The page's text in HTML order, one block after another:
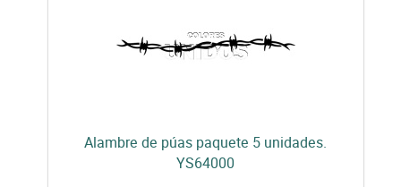
Alambre de púas paquete 5 unidades.
YS64000